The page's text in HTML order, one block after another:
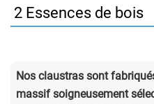
2 Essences de bois
Nos claustras sont
massif soigneusement